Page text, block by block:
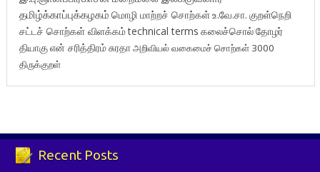
தமிழ்க்காப்புக்கழகம் மொழி மாற்றச் சொற்கள்உ.வே.சா. குறள்நெறி
சட்டச் சொற்கள் விளக்கம்technical terms கலைச்சொல்தோழர்
தியாகுஎன் சரித்திரம்சுரதாஅறிவியல் வகைமைச் சொற்கள் 3000
திருக்குறள்
Recent Posts